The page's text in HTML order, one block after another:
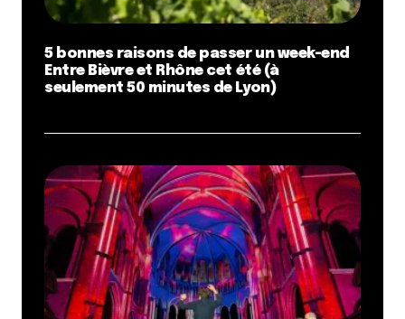
5 bonnes raisons de passer un week-end
Entre Bièvre et Rhône cet été (à
seulement 50 minutes de Lyon)